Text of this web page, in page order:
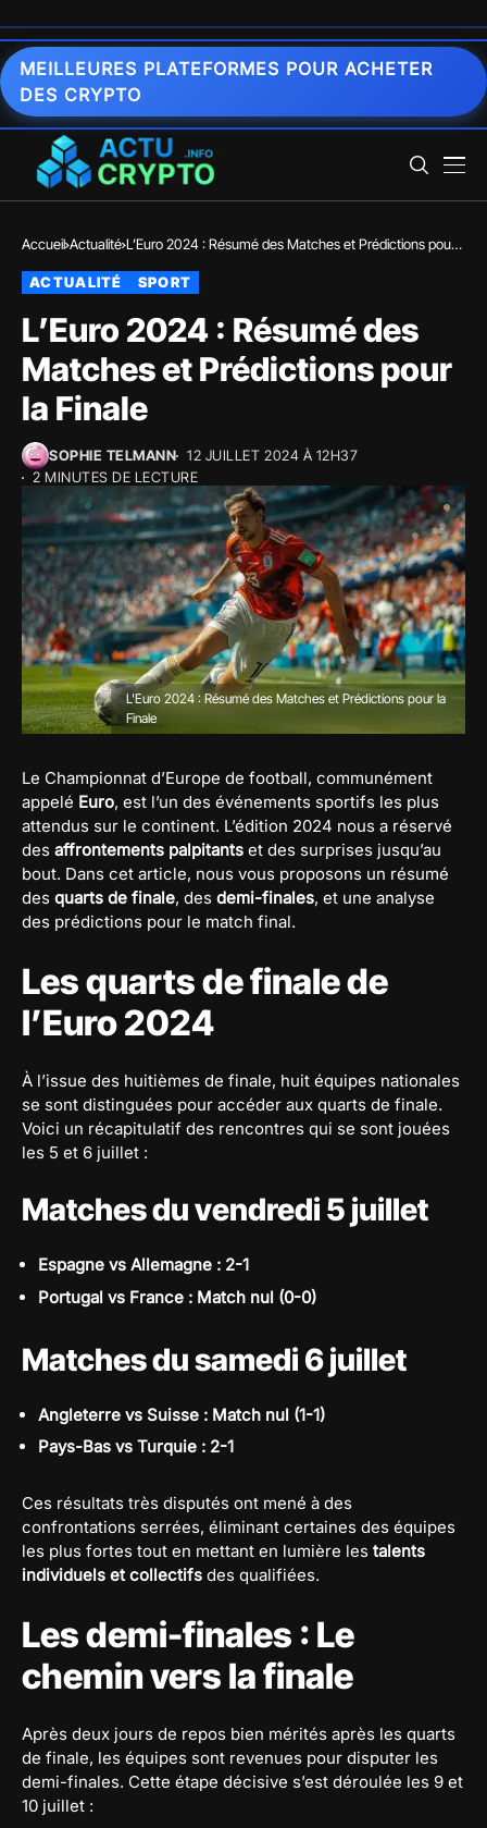
MEILLEURES PLATEFORMES POUR ACHETER
DES CRYPTO
Accueil Actualité L’Euro 2024 : Résumé des Matches et Prédictions pour
ACTUALITÉ
SPORT
L’Euro 2024 : Résumé des
Matches et Prédictions pour
la Finale
SOPHIE TELMANN
12 JUILLET 2024 À 12H37
2 MINUTES DE LECTURE
L'Euro 2024 : Résumé des Matches et Prédictions pour la
Finale
Le Championnat d’Europe de football, communément
appelé Euro, est l’un des événements sportifs les plus
attendus sur le continent. L’édition 2024 nous a réservé
des affrontements palpitants et des surprises jusqu’au
bout. Dans cet article, nous vous proposons un résumé
des quarts de finale, des demi-finales, et une analyse
des prédictions pour le match final.
Les quarts de finale de
l’Euro 2024
À l’issue des huitièmes de finale, huit équipes nationales
se sont distinguées pour accéder aux quarts de finale.
Voici un récapitulatif des rencontres qui se sont jouées
les 5 et 6 juillet :
Matches du vendredi 5 juillet
Espagne vs Allemagne : 2-1
Portugal vs France : Match nul (0-0)
Matches du samedi 6 juillet
Angleterre vs Suisse : Match nul (1-1)
Pays-Bas vs Turquie : 2-1
Ces résultats très disputés ont mené à des
confrontations serrées, éliminant certaines des équipes
les plus fortes tout en mettant en lumière les talents
individuels et collectifs des qualifiées.
Les demi-finales : Le
chemin vers la finale
Après deux jours de repos bien mérités après les quarts
de finale, les équipes sont revenues pour disputer les
demi-finales. Cette étape décisive s’est déroulée les 9 et
10 juillet :